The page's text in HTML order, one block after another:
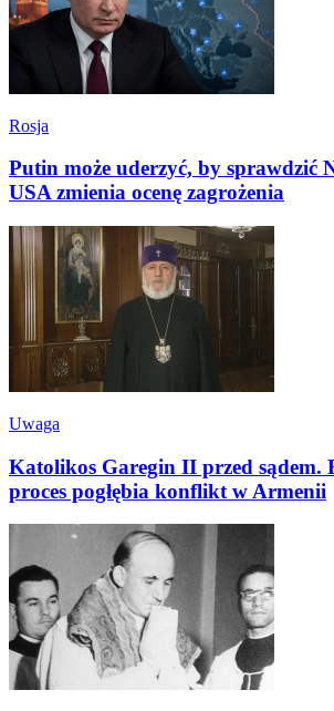
Rosja
Putin może uderzyć, by sprawdzić
USA zmienia ocenę zagrożenia
Uwaga
Katolikos Garegin II przed sądem.
proces pogłębia konflikt w Armenii